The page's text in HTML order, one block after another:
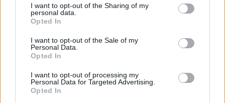
I want to opt-out of the Sharing of my
personal data.
Opted In
I want to opt-out of the Sale of my
Personal Data.
Opted In
I want to opt-out of processing my
Personal Data for Targeted Advertising.
Opted In
ΔΕΙΤΕ ΕΠΙΣΗΣ
ΣΤΗΝ ΙΔΙΑ ΚΑΤΗΓΟΡΙΑ
και βραδινές έξοδοι στη
Μύκονο – Οι φωτογραφίες της